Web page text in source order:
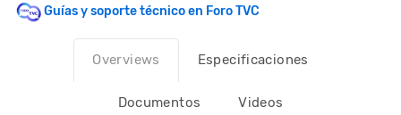
Guías y soporte técnico en Foro TVC
Overviews Especificaciones
Documentos Videos